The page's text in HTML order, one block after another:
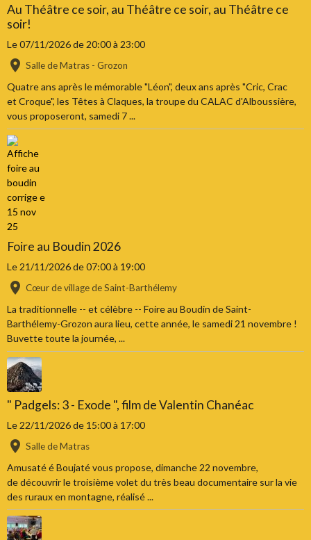
Au Théâtre ce soir, au Théâtre ce soir, au Théâtre ce
soir!
Le 07/11/2026de 20:00à 23:00
Salle de Matras - Grozon
Quatre ans après le mémorable "Léon", deux ans après "Cric, Crac
et Croque", les Têtes à Claques, la troupe du CALAC d'Alboussière,
vous proposeront, samedi 7 ...
Foire au Boudin 2026
Le 21/11/2026de 07:00à 19:00
Cœur de village de Saint-Barthélemy
La traditionnelle -- et célèbre -- Foire au Boudin de Saint-
Barthélemy-Grozon aura lieu, cette année, le samedi 21 novembre !
Buvette toute la journée, ...
" Padgels: 3 - Exode ", film de Valentin Chanéac
Le 22/11/2026de 15:00à 17:00
Salle de Matras
Amusaté é Boujaté vous propose, dimanche 22 novembre,
de découvrir le troisième volet du très beau documentaire sur la vie
des ruraux en montagne, réalisé ...